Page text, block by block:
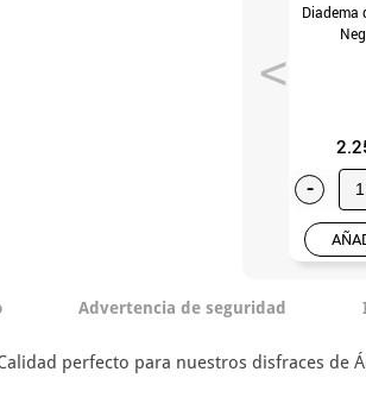
Diadema
-
Advertencia de seguridad
perfecto para nuestros disfraces de